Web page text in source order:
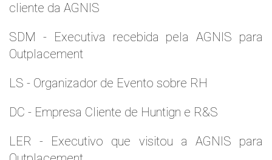
cliente da AGNIS
SDM - Executiva recebida pela AGNIS para
Outplacement
LS - Organizador de Evento sobre RH
DC - Empresa Cliente de Huntign e R&S
LER - Executivo que visitou a AGNIS para